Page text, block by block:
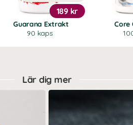
Guarana Extrakt
90 kaps
189 kr
Core
Lär dig mer